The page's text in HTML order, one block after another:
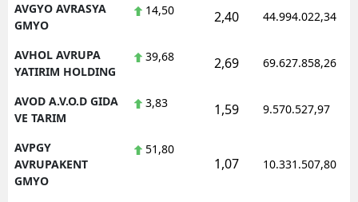
AVGYO AVRASYA
GMYO
14,50 2,40 44.994.022,34
AVHOL AVRUPA
YATIRIM HOLDING
39,68 2,69 69.627.858,26
AVOD A.V.O.D GIDA
VE TARIM
3,83 1,59 9.570.527,97
AVPGY
AVRUPAKENT
GMYO
51,80
1,07 10.331.507,80